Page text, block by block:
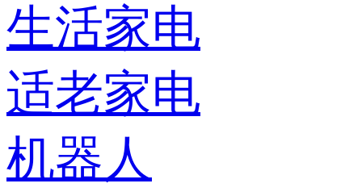
生活家电
适老家电
机器人